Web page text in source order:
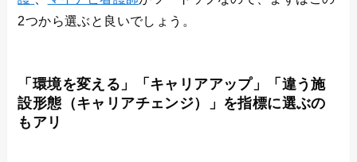
2つから選ぶと良いでしょう。
「環境を変える」「キャリアアップ」「違う施
設形態（キャリアチェンジ）」を指標に選ぶの
もアリ